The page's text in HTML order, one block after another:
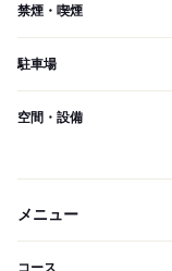
禁煙・喫煙
駐車場
空間・設備
メニュー
コース